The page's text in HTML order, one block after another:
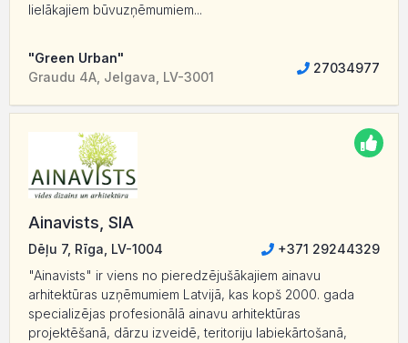
lielākajiem būvuzņēmumiem...
"Green Urban"
Graudu 4A, Jelgava, LV-3001
27034977
Ainavists, SIA
Dēļu 7, Rīga, LV-1004
+371 29244329
"Ainavists" ir viens no pieredzējušākajiem ainavu
arhitektūras uzņēmumiem Latvijā, kas kopš 2000. gada
specializējas profesionālā ainavu arhitektūras
projektēšanā, dārzu izveidē, teritoriju labiekārtošanā,